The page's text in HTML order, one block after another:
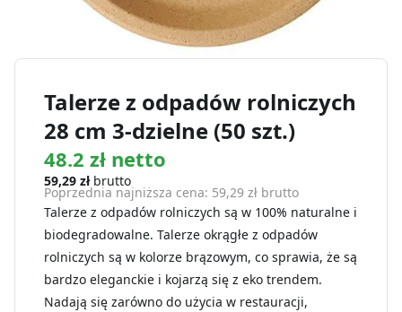
Talerze z odpadów rolniczych
28 cm 3-dzielne (50 szt.)
48.2 zł netto
59,29 złbrutto
Poprzednia najniższa cena: 59,29 zł brutto
Talerze z odpadów rolniczych są w 100% naturalne i
biodegradowalne. Talerze okrągłe z odpadów
rolniczych są w kolorze brązowym, co sprawia, że są
bardzo eleganckie i kojarzą się z eko trendem.
Nadają się zarówno do użycia w restauracji,